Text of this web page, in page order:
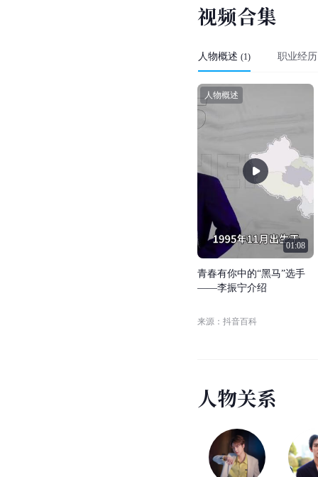
视频合集
人物概述 (1) 职业经历
01:08
人物概述
青春有你中的“黑马”选手
——李振宁介绍
来源：抖音百科
人物关系